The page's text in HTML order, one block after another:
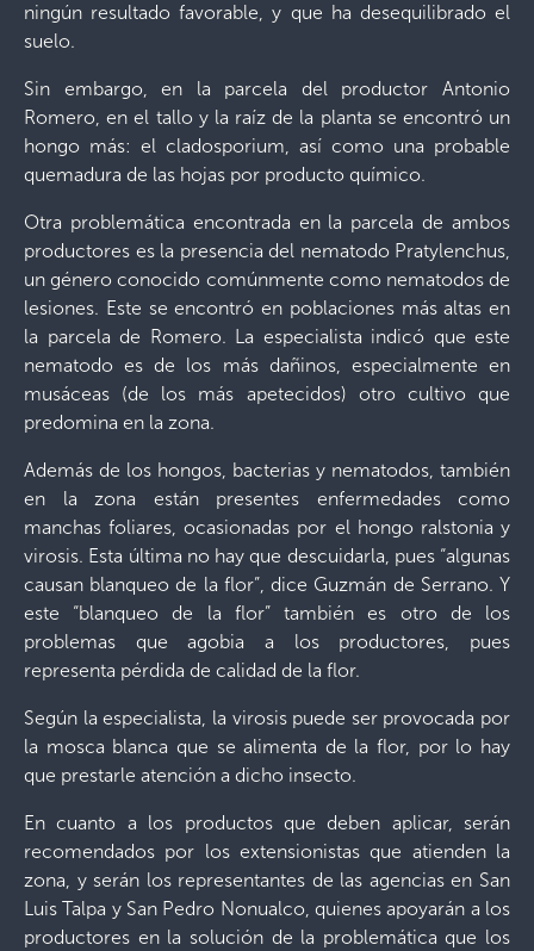
ningún resultado favorable, y que ha desequilibrado el
suelo.
Sin embargo, en la parcela del productor Antonio
Romero, en el tallo y la raíz de la planta se encontró un
hongo más: el cladosporium, así como una probable
quemadura de las hojas por producto químico.
Otra problemática encontrada en la parcela de ambos
productores es la presencia del nematodo Pratylenchus,
un género conocido comúnmente como nematodos de
lesiones. Este se encontró en poblaciones más altas en
la parcela de Romero. La especialista indicó que este
nematodo es de los más dañinos, especialmente en
musáceas (de los más apetecidos) otro cultivo que
predomina en la zona.
Además de los hongos, bacterias y nematodos, también
en la zona están presentes enfermedades como
manchas foliares, ocasionadas por el hongo ralstonia y
virosis. Esta última no hay que descuidarla, pues “algunas
causan blanqueo de la flor”, dice Guzmán de Serrano. Y
este “blanqueo de la flor” también es otro de los
problemas que agobia a los productores, pues
representa pérdida de calidad de la flor.
Según la especialista, la virosis puede ser provocada por
la mosca blanca que se alimenta de la flor, por lo hay
que prestarle atención a dicho insecto.
En cuanto a los productos que deben aplicar, serán
recomendados por los extensionistas que atienden la
zona, y serán los representantes de las agencias en San
Luis Talpa y San Pedro Nonualco, quienes apoyarán a los
productores en la solución de la problemática que los